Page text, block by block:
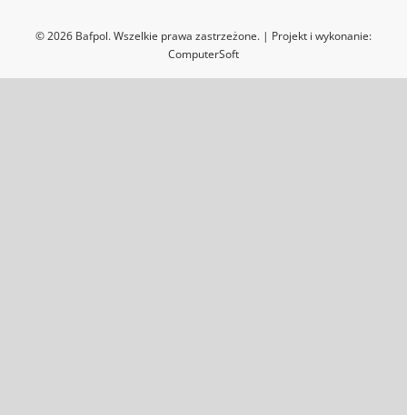
© 2026 Bafpol. Wszelkie prawa zastrzeżone. | Projekt i wykonanie:
ComputerSoft